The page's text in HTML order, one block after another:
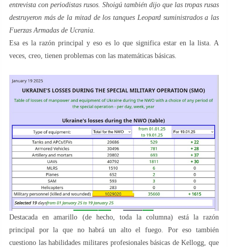
entrevista con periodistas rusos. Shoigú también dijo que las tropas rusas
destruyeron más de la mitad de los tanques Leopard suministrados a las
Fuerzas Armadas de Ucrania.
Esa es la razón principal y eso es lo que significa estar en la lista. A
veces, creo, tienen problemas con las matemáticas básicas.
Destacada en amarillo (de hecho, toda la columna) está la razón
principal por la que no habrá un alto el fuego. Por eso también
cuestiono las habilidades militares profesionales básicas de Kellogg, que